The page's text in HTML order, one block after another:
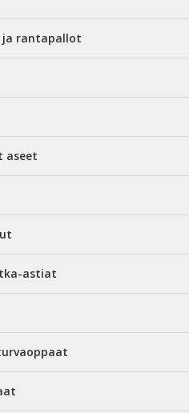
ja rantapallot
aseet
astiat